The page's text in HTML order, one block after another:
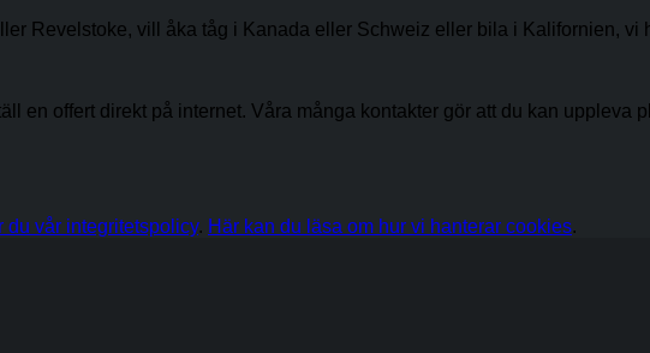
Revelstoke, vill åka tåg i Kanada eller Schweiz eller bila i Kalifornien, vi
en offert direkt på internet. Våra många kontakter gör att du kan uppleva
du vår integritetspolicy. Här kan du läsa om hur vi hanterar cookies.